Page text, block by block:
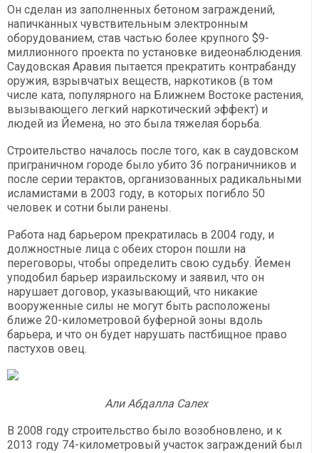
Он сделан из заполненных бетоном заграждений,
напичканных чувствительным электронным
оборудованием, став частью более крупного $9-
миллионного проекта по установке видеонаблюдения.
Саудовская Аравия пытается прекратить контрабанду
оружия, взрывчатых веществ, наркотиков (в том
числе ката, популярного на Ближнем Востоке растения,
вызывающего легкий наркотический эффект) и
людей из Йемена, но это была тяжелая борьба.
Строительство началось после того, как в саудовском
приграничном городе было убито 36 пограничников и
после серии терактов, организованных радикальными
исламистами в 2003 году, в которых погибло 50
человек и сотни были ранены.
Работа над барьером прекратилась в 2004 году, и
должностные лица с обеих сторон пошли на
переговоры, чтобы определить свою судьбу. Йемен
уподобил барьер израильскому и заявил, что он
нарушает договор, указывающий, что никакие
вооруженные силы не могут быть расположены
ближе 20-километровой буферной зоны вдоль
барьера, и что он будет нарушать пастбищное право
пастухов овец.
Али Абдалла Салех
В 2008 году строительство было возобновлено, и к
2013 году 74-километровый участок заграждений был